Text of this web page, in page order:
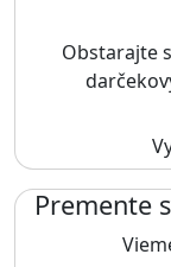
Obstarajte
Premente